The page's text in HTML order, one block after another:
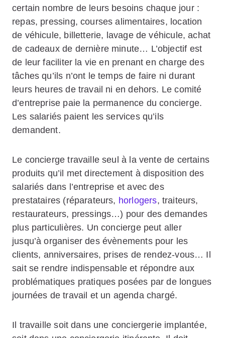
certain nombre de leurs besoins chaque jour :
repas, pressing, courses alimentaires, location
de véhicule, billetterie, lavage de véhicule, achat
de cadeaux de dernière minute… L’objectif est
de leur faciliter la vie en prenant en charge des
tâches qu’ils n’ont le temps de faire ni durant
leurs heures de travail ni en dehors. Le comité
d’entreprise paie la permanence du concierge.
Les salariés paient les services qu’ils
demandent.
Le concierge travaille seul à la vente de certains
produits qu’il met directement à disposition des
salariés dans l’entreprise et avec des
prestataires (réparateurs, horlogers, traiteurs,
restaurateurs, pressings…) pour des demandes
plus particulières. Un concierge peut aller
jusqu’à organiser des évènements pour les
clients, anniversaires, prises de rendez-vous… Il
sait se rendre indispensable et répondre aux
problématiques pratiques posées par de longues
journées de travail et un agenda chargé.
Il travaille soit dans une conciergerie implantée,